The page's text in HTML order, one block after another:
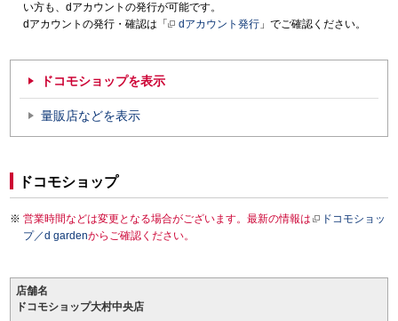
い方も、dアカウントの発行が可能です。
dアカウントの発行・確認は「
dアカウント発行 」でご確認ください。
ドコモショップを表示
量販店などを表示
ドコモショップ
営業時間などは変更となる場合がございます。最新の情報は
ドコモショッ
プ／d gardenからご確認ください。
店舗名
ドコモショップ大村中央店